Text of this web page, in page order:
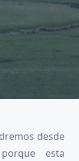
desde
esta